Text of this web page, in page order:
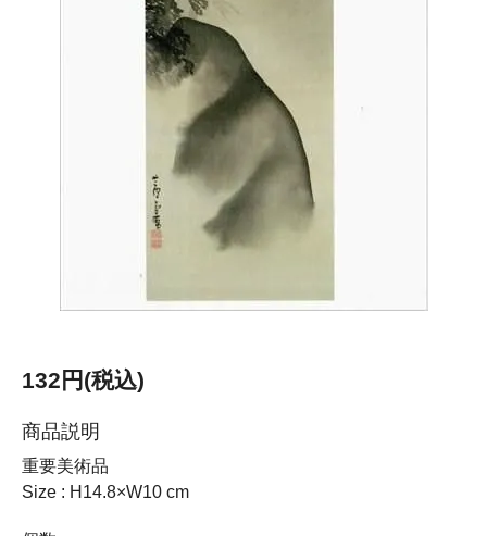
132円(税込)
商品説明
重要美術品
Size : H14.8×W10 cm